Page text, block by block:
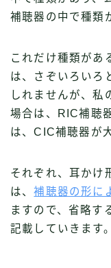
補聴器の中で種類
これだけ種類があ
は、さぞいろいろ
しれませんが、私
場合は、RIC補聴
は、CIC補聴器が
それぞれ、耳かけ
は、補聴器の形に
ますので、省略す
記載していきます。